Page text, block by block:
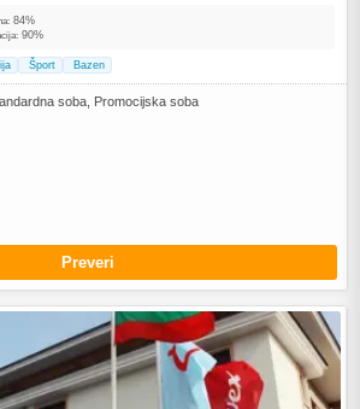
84%
90%
Šport Bazen
soba, Promocijska soba
Preveri